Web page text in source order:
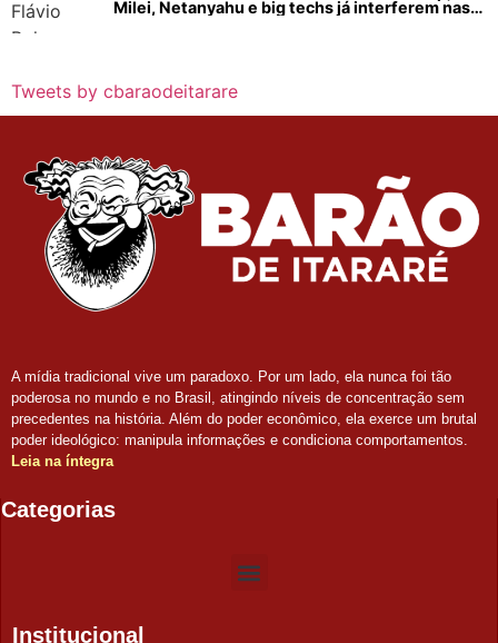
Milei, Netanyahu e big techs já interferem nas
Tweets by cbaraodeitarare
A mídia tradicional vive um paradoxo. Por um lado, ela nunca foi tão
poderosa no mundo e no Brasil, atingindo níveis de concentração sem
precedentes na história. Além do poder econômico, ela exerce um brutal
poder ideológico: manipula informações e condiciona comportamentos.
Leia na íntegra
Categorias
Institucional